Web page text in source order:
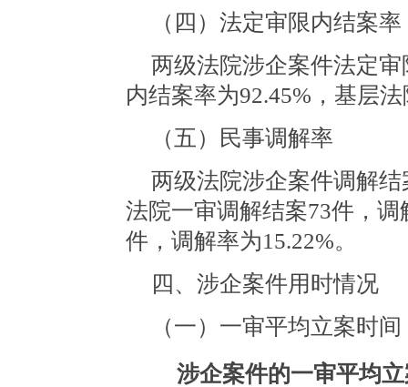
（四）法定审限内结案率
两级法院涉企案件法定
内结案率为92.45%，基层
（五）民事调解率
两级法院涉企案件调解
法院一审调解结案73件，
件，调解率为15.22%。
四、涉企案件用时情况
（一）一审平均立案时间
涉企案件的一审平均